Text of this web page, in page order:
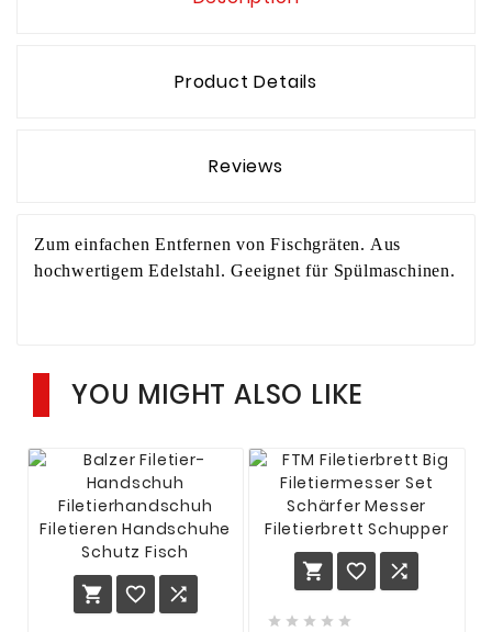
Product Details
Reviews
Zum einfachen Entfernen von Fischgräten. Aus
hochwertigem Edelstahl. Geeignet für Spülmaschinen.
YOU MIGHT ALSO LIKE
  
  
    